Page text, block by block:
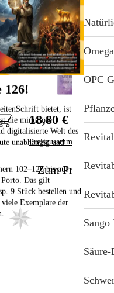
Zum Produkt
18,80 €
Preiszusammensetzung
126!
bietet, ist
die minutiöse
digitalisierte Welt des
unabhängig und
102–126bis auf
Das gilt
9 Stück bestellen und
Exemplare der
OPC